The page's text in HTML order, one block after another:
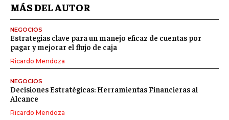
MÁS DEL AUTOR
NEGOCIOS
Estrategias clave para un manejo eficaz de cuentas por
pagar y mejorar el flujo de caja
Ricardo Mendoza
NEGOCIOS
Decisiones Estratégicas: Herramientas Financieras al
Alcance
Ricardo Mendoza